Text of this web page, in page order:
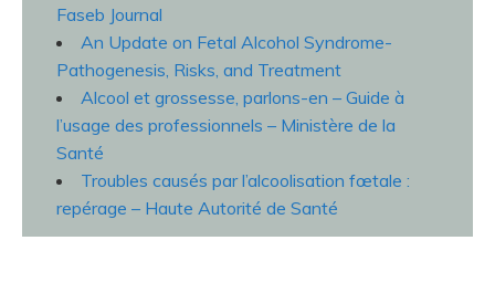
Faseb Journal
An Update on Fetal Alcohol Syndrome-
Pathogenesis, Risks, and Treatment
Alcool et grossesse, parlons-en – Guide à
l’usage des professionnels – Ministère de la
Santé
Troubles causés par l’alcoolisation fœtale :
repérage – Haute Autorité de Santé